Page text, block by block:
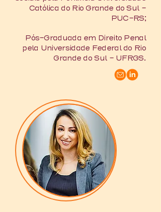
Católica do Rio Grande do Sul –
PUC-RS;
Pós-Graduada em Direito Penal
pela Universidade Federal do Rio
Grande do Sul – UFRGS.